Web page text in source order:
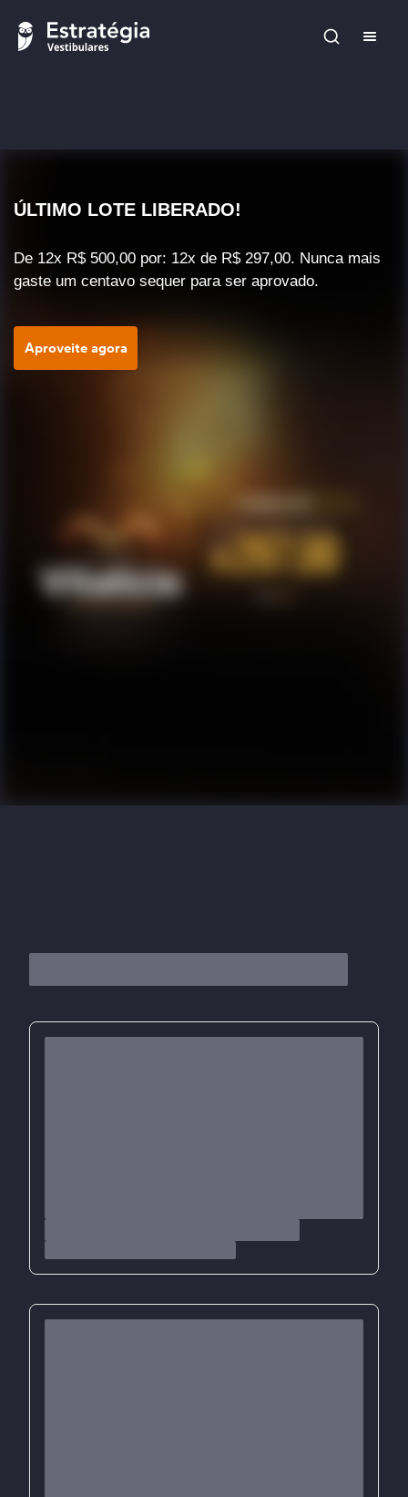
ÚLTIMO LOTE LIBERADO!
De 12x R$ 500,00 por: 12x de R$ 297,00. Nunca mais
gaste um centavo sequer para ser aprovado.
Aproveite agora